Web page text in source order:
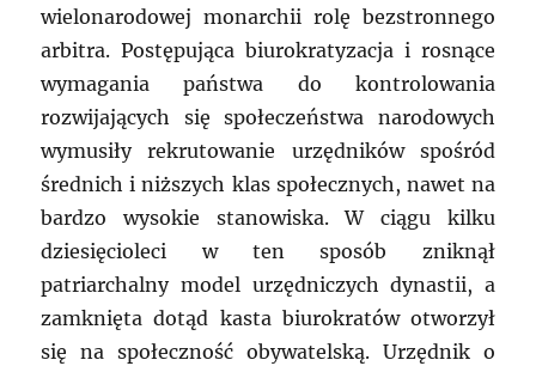
wielonarodowej monarchii rolę bezstronnego
arbitra. Postępująca biurokratyzacja i rosnące
wymagania państwa do kontrolowania
rozwijających się społeczeństwa narodowych
wymusiły rekrutowanie urzędników spośród
średnich i niższych klas społecznych, nawet na
bardzo wysokie stanowiska. W ciągu kilku
dziesięcioleci w ten sposób zniknął
patriarchalny model urzędniczych dynastii, a
zamknięta dotąd kasta biurokratów otworzył
się na społeczność obywatelską. Urzędnik o